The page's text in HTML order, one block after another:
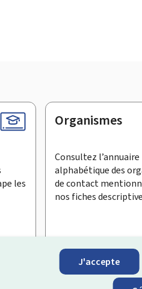
J'accepte
les
Organismes
Consultez l’annuaire
alphabétique des
de contact
nos fiches